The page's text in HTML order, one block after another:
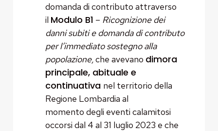
domanda di contributo attraverso
il Modulo B1 – Ricognizione dei
danni subiti e domanda di contributo
per l’immediato sostegno alla
popolazione,che avevano dimora
principale, abituale e
continuativa nel territorio della
Regione Lombardia al
momento degli eventi calamitosi
occorsi dal 4 al 31 luglio 2023 e che